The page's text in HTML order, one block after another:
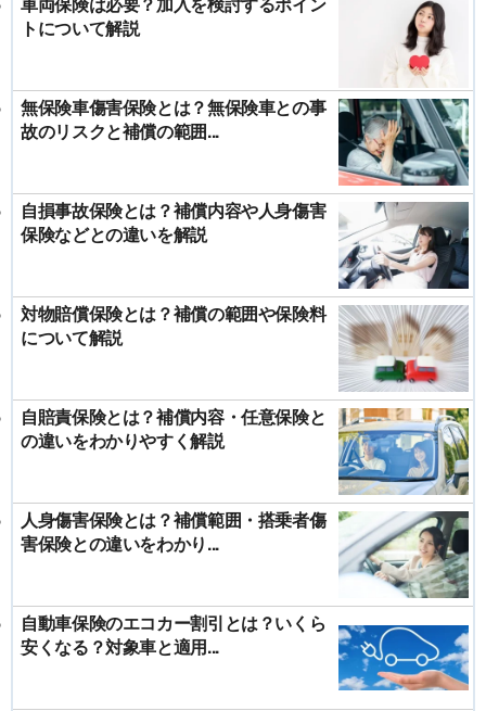
トについて解説
無保険車傷害保険とは？無保険車との事
故のリスクと補償の範囲...
自損事故保険とは？補償内容や人身傷害
保険などとの違いを解説
対物賠償保険とは？補償の範囲や保険料
について解説
自賠責保険とは？補償内容・任意保険と
の違いをわかりやすく解説
人身傷害保険とは？補償範囲・搭乗者傷
害保険との違いをわかり...
自動車保険のエコカー割引とは？いくら
安くなる？対象車と適用...